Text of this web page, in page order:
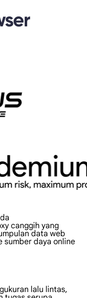
canggih yang
data web
sumber daya online
lalu lintas,